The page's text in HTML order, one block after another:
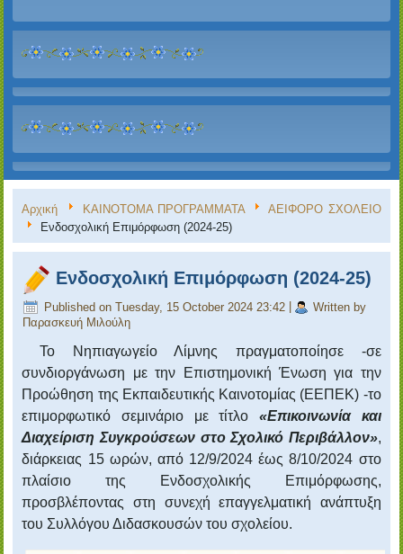
Αρχική ΚΑΙΝΟΤΟΜΑ ΠΡΟΓΡΑΜΜΑΤΑ
ΑΕΙΦΟΡΟ ΣΧΟΛΕΙΟ
Ενδοσχολική Επιμόρφωση (2024-25)
Ενδοσχολική Επιμόρφωση (2024-25)
Published on Tuesday, 15 October 2024 23:42
Written by
Παρασκευή Μιλούλη
Το Νηπιαγωγείο Λίμνης πραγματοποίησε -σε
συνδιοργάνωση με την Επιστημονική Ένωση για την
Προώθηση της Εκπαιδευτικής Καινοτομίας (ΕΕΠΕΚ) -το
επιμορφωτικό σεμινάριο με τίτλο «Επικοινωνία και
Διαχείριση Συγκρούσεων στο Σχολικό Περιβάλλον»,
διάρκειας 15 ωρών, από 12/9/2024 έως 8/10/2024 στο
πλαίσιο της Ενδοσχολικής Επιμόρφωσης,
προσβλέποντας στη συνεχή επαγγελματική ανάπτυξη
του Συλλόγου Διδασκουσών του σχολείου.